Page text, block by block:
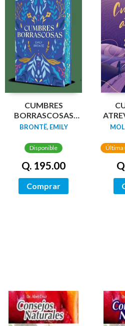
CUMBRES
BORRASCOSAS
(EDICION LIMITADA
TINTADOS)
BRONTË, EMILY
Disponible
Q. 195.00
Comprar
Última